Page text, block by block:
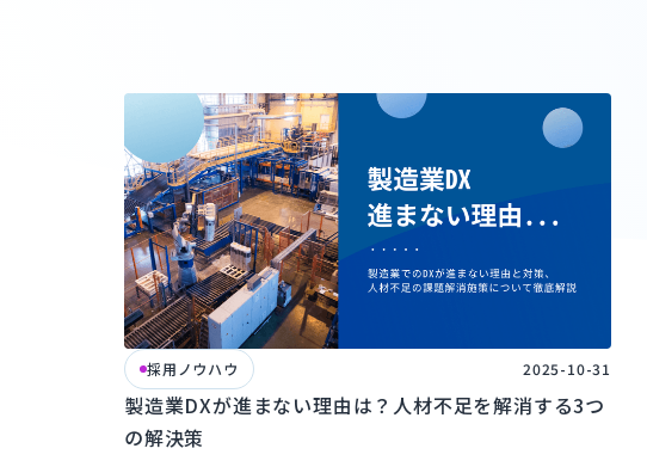
採用ノウハウ 2025-10-31
製造業DXが進まない理由は？人材不足を解消する3つ
の解決策